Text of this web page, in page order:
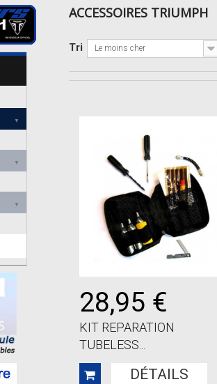
ACCESSOIRES TRIUMPH
Tri Le moins cher
28,95 €
KIT REPARATION
TUBELESS...
DÉTAILS